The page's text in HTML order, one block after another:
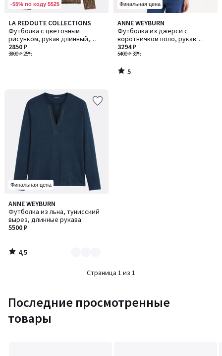
-55% по коду 5525
LA REDOUTE COLLECTIONS
Футболка с цветочным
рисунком, рукав длинный,
горловина "гольф"
3800 ₽-25%
2850 ₽
Финальная цена
ANNE WEYBURN
Футболка из джерси с
воротничком поло, рукав
длинный
5400 ₽-39%
3294 ₽
5
/
5
5
/
Финальная цена
ANNE WEYBURN
Футболка из льна, тунисский
вырез, длинные рукава
5500 ₽
4,5
/ 5
Количество
цветов:
2
4,5
/
Страница 1 из 1
Последние просмотренные
товары